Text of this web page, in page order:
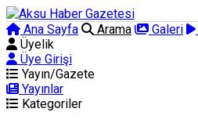
Ana Sayfa Arama Galeri
Üyelik
Üye Girişi
Yayın/Gazete
Yayınlar
Kategoriler